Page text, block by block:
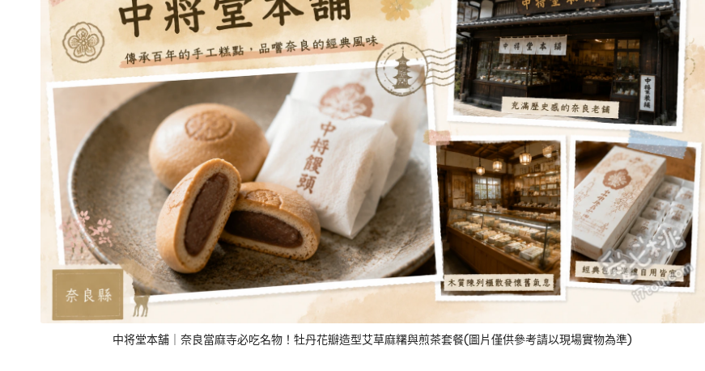
中将堂本舗｜奈良當麻寺必吃名物！牡丹花瓣造型艾草麻糬與煎茶套餐(圖片僅供參考請以現場實物為準)